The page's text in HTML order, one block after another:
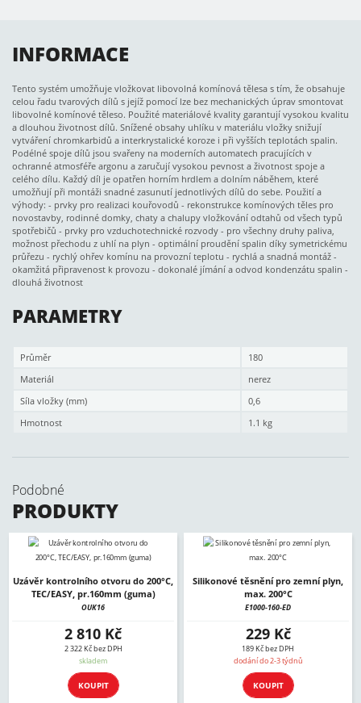
INFORMACE
Tento systém umožňuje vložkovat libovolná komínová tělesa s tím, že obsahuje
celou řadu tvarových dílů s jejíž pomocí lze bez mechanických úprav smontovat
libovolné komínové těleso. Použité materiálové kvality garantují vysokou kvalitu
a dlouhou životnost dílů. Snížené obsahy uhlíku v materiálu vložky snižují
vytváření chromkarbidů a interkrystalické koroze i při vyšších teplotách spalin.
Podélné spoje dílů jsou svařeny na moderních automatech pracujících v
ochranné atmosféře argonu a zaručují vysokou pevnost a životnost spoje a
celého dílu. Každý díl je opatřen horním hrdlem a dolním náběhem, které
umožňují při montáži snadné zasunutí jednotlivých dílů do sebe. Použití a
výhody: - prvky pro realizaci kouřovodů - rekonstrukce komínových těles pro
novostavby, rodinné domky, chaty a chalupy vložkování odtahů od všech typů
spotřebičů - prvky pro vzduchotechnické rozvody - pro všechny druhy paliva,
možnost přechodu z uhlí na plyn - optimální proudění spalin díky symetrickému
průřezu - rychlý ohřev komínu na provozní teplotu - rychlá a snadná montáž -
okamžitá připravenost k provozu - dokonalé jímání a odvod kondenzátu spalin -
dlouhá životnost
PARAMETRY
Průměr
180
Materiál
nerez
Síla vložky (mm)
0,6
Hmotnost
1.1 kg
Podobné
PRODUKTY
Uzávěr kontrolního otvoru do 200°C,
TEC/EASY, pr.160mm (guma)
OUK16
2 810 Kč
2 322 Kč bez DPH
skladem
KOUPIT
Silikonové těsnění pro zemní plyn,
max. 200°C
E1000-160-ED
229 Kč
189 Kč bez DPH
dodání do 2-3 týdnů
KOUPIT